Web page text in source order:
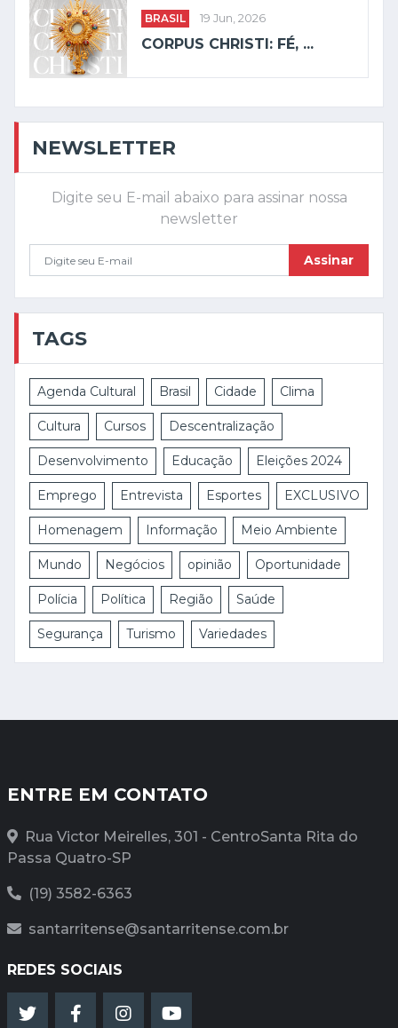
BRASIL 19 Jun, 2026
CORPUS CHRISTI: FÉ, ...
NEWSLETTER
Digite seu E-mail abaixo para assinar nossa
newsletter
Assinar
TAGS
Agenda Cultural Brasil Cidade Clima
Cultura Cursos Descentralização
Desenvolvimento Educação Eleições 2024
Emprego Entrevista Esportes EXCLUSIVO
Homenagem Informação Meio Ambiente
Mundo Negócios opinião Oportunidade
Polícia Política Região Saúde
Segurança Turismo Variedades
ENTRE EM CONTATO
Rua Victor Meirelles, 301 - CentroSanta Rita do
Passa Quatro-SP
(19) 3582-6363
santarritense@santarritense.com.br
REDES SOCIAIS